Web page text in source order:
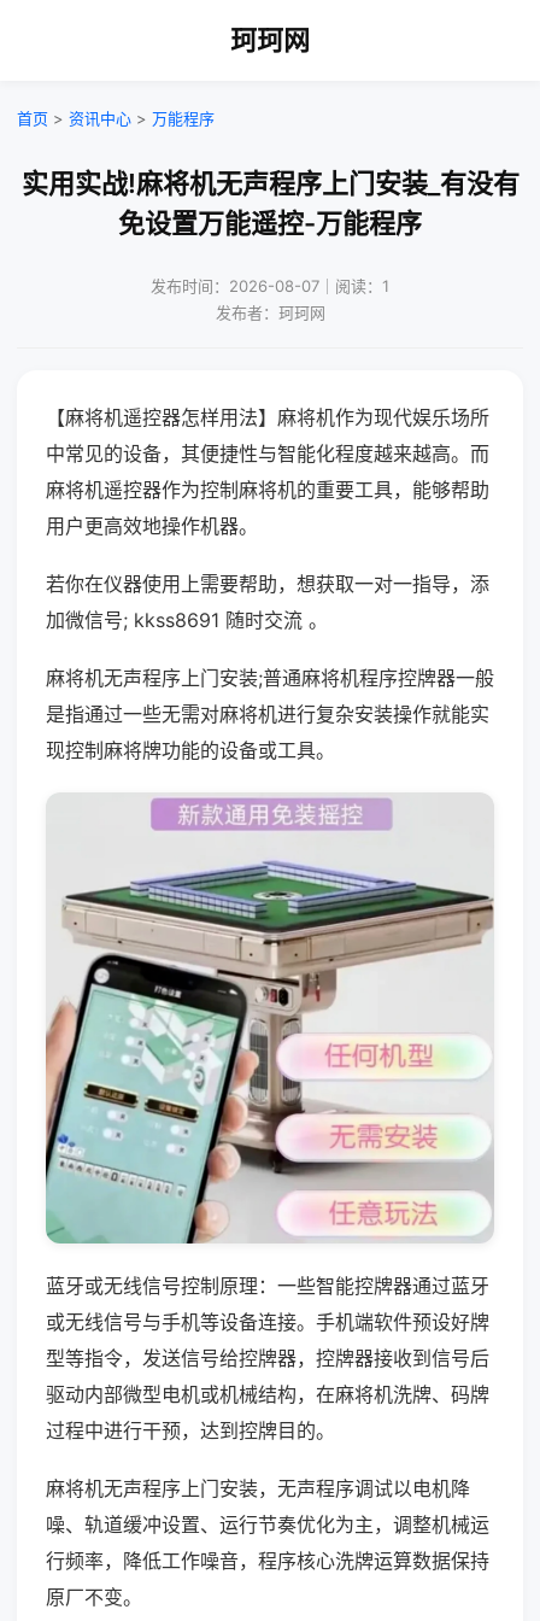
珂珂网
首页 > 资讯中心 > 万能程序
实用实战!麻将机无声程序上门安装_有没有
免设置万能遥控-万能程序
发布时间：2026-08-07｜阅读：1
发布者：珂珂网
【麻将机遥控器怎样用法】麻将机作为现代娱乐场所
中常见的设备，其便捷性与智能化程度越来越高。而
麻将机遥控器作为控制麻将机的重要工具，能够帮助
用户更高效地操作机器。
若你在仪器使用上需要帮助，想获取一对一指导，添
加微信号; kkss8691 随时交流 。
麻将机无声程序上门安装;普通麻将机程序控牌器一般
是指通过一些无需对麻将机进行复杂安装操作就能实
现控制麻将牌功能的设备或工具。
蓝牙或无线信号控制原理：一些智能控牌器通过蓝牙
或无线信号与手机等设备连接。手机端软件预设好牌
型等指令，发送信号给控牌器，控牌器接收到信号后
驱动内部微型电机或机械结构，在麻将机洗牌、码牌
过程中进行干预，达到控牌目的。
麻将机无声程序上门安装，无声程序调试以电机降
噪、轨道缓冲设置、运行节奏优化为主，调整机械运
行频率，降低工作噪音，程序核心洗牌运算数据保持
原厂不变。